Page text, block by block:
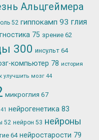
Альцгеймера
52 гиппокамп 93 глия
75 зрение 62
300 инсульт 64
компьютер 78 история
улучшить мозг 44
микроглия 67
41 нейрогенетика 83
52 нейрон 53 нейроны
64 нейростарости 79